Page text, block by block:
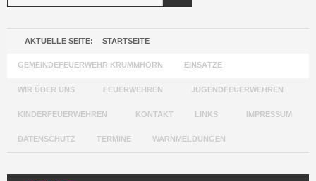
AKTUELLE SEITE: STARTSEITE
GEMEINDEFEUERWEHR KRUMMHÖRN EINSÄTZE
WIR ÜBER UNS FEUERWEHREN JUGENDFEUERWEHREN
KINDERFEUERWEHREN KONTAKT LINKS IMPRESSUM
DATENSCHUTZ TERMINE WARNMELDUNGEN